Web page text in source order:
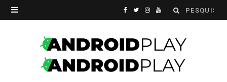
Search
F
c
T
i
t
I Y
u
T